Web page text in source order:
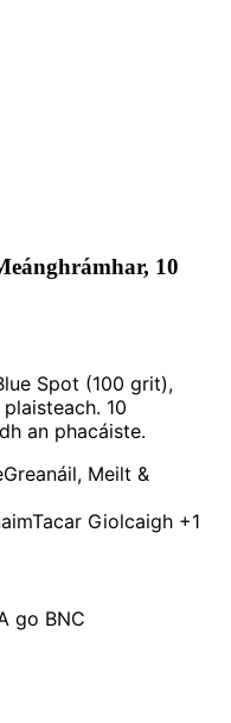
10
Spot (100 grit),
10
an phacáiste.
Greanáil, Meilt &
Tacar Giolcaigh +1
go BNC